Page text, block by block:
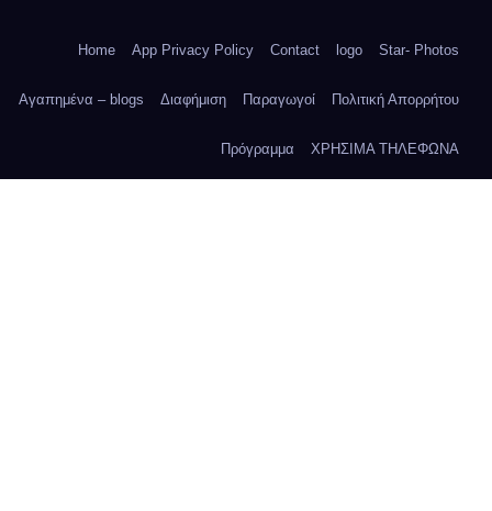
Home App Privacy Policy Contact logo Star- Photos
Αγαπημένα – blogs Διαφήμιση Παραγωγοί Πολιτική Απορρήτου
Πρόγραμμα ΧΡΗΣΙΜΑ ΤΗΛΕΦΩΝΑ